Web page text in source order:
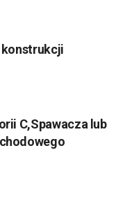
C,Spawacza lub